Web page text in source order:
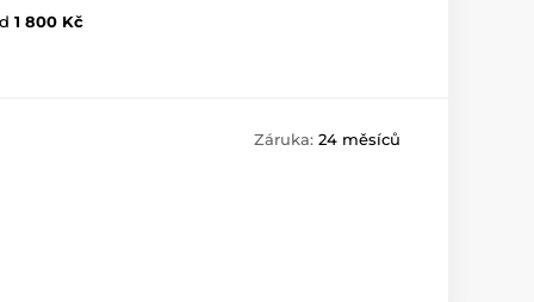
1 800 Kč
Záruka: 24 měsíců